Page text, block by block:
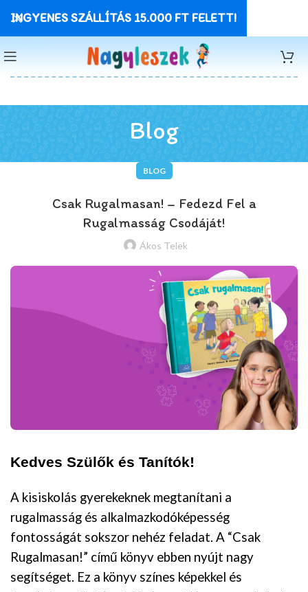
Blog
BLOG
Csak Rugalmasan! – Fedezd Fel a
Rugalmasság Csodáját!
Ákos Telek
Kedves Szülők és Tanítók!
A kisiskolás gyerekeknek megtanítani a
rugalmasság és alkalmazkodóképesség
fontosságát sokszor nehéz feladat. A “Csak
Rugalmasan!” című könyv ebben nyújt nagy
segítséget. Ez a könyv színes képekkel és
INGYENES SZÁLLÍTÁS 15.000 FT FELETT!